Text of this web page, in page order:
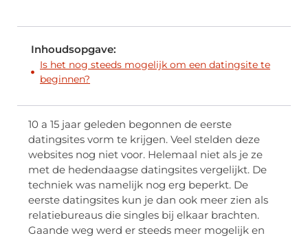
Inhoudsopgave:
Is het nog steeds mogelijk om een datingsite te
beginnen?
10 a 15 jaar geleden begonnen de eerste
datingsites vorm te krijgen. Veel stelden deze
websites nog niet voor. Helemaal niet als je ze
met de hedendaagse datingsites vergelijkt. De
techniek was namelijk nog erg beperkt. De
eerste datingsites kun je dan ook meer zien als
relatiebureaus die singles bij elkaar brachten.
Gaande weg werd er steeds meer mogelijk en